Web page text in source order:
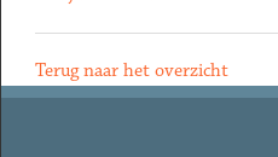
Terug naar het overzicht